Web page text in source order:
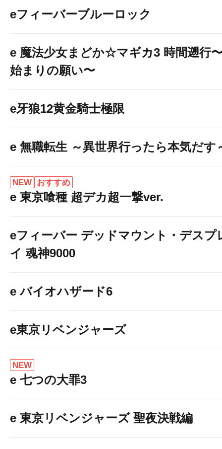
eフィーバーブルーロック
e 魔法少女まどか☆マギカ3 時間遡行
始まりの願い〜
e牙狼12黄金騎士極限
e 無職転生 ～異世界行ったら本気だす
NEW おすすめ
e 東京喰種 超デカ超一撃ver.
eフィーバー デッドマウント・デスプ
イ 魂神9000
e バイオハザード6
e東京リベンジャーズ
NEW
e 七つの大罪3
e 東京リベンジャーズ 聖夜決戦編